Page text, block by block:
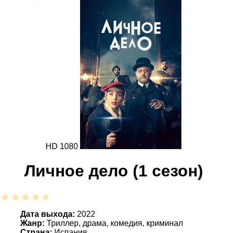
HD 1080
Личное дело (1 сезон)
Дата выхода: 2022
Жанр: Триллер, драма, комедия, криминал